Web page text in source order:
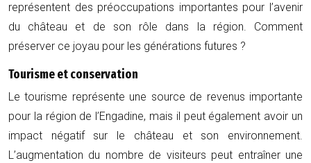
représentent des préoccupations importantes pour l’avenir
du château et de son rôle dans la région. Comment
préserver ce joyau pour les générations futures ?
Tourisme et conservation
Le tourisme représente une source de revenus importante
pour la région de l’Engadine, mais il peut également avoir un
impact négatif sur le château et son environnement.
L’augmentation du nombre de visiteurs peut entraîner une